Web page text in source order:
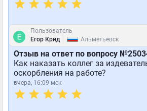
Пользователь
Егор Крид
Альметьевск
Отзыв на ответ по вопросу
Как наказать коллег за
оскорбления на работе?
вчера, 16:09 мск